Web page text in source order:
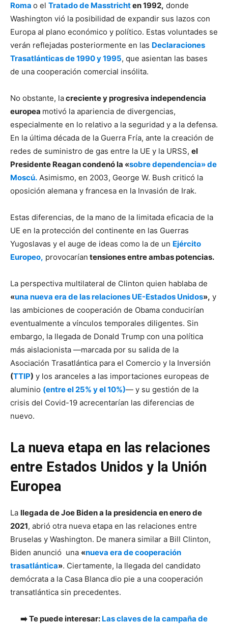
Roma o el Tratado de Masstrichten 1992, donde
Washington vió la posibilidad de expandir sus lazos con
Europa al plano económico y político. Estas voluntades se
verán reflejadas posteriormente en las Declaraciones
Trasatlánticas de 1990 y 1995, que asientan las bases
de una cooperación comercial insólita.
No obstante, lacreciente y progresiva independencia
europea motivó la apariencia de divergencias,
especialmente en lo relativo a la seguridad y a la defensa.
En la última década de la Guerra Fría, ante la creación de
redes de suministro de gas entre la UE y la URSS, el
Presidente Reagan condenó la «sobre dependencia» de
Moscú. Asimismo, en 2003, George W. Bush criticó la
oposición alemana y francesa en la Invasión de Irak.
Estas diferencias, de la mano de la limitada eficacia de la
UE en la protección del continente en las Guerras
Yugoslavas y el auge de ideas como la de un Ejército
Europeo, provocarían tensiones entre ambas potencias.
La perspectiva multilateral de Clinton quien hablaba de
«una nueva era de las relaciones UE-Estados Unidos», y
las ambiciones de cooperación de Obama conducirían
eventualmente a vínculos temporales diligentes. Sin
embargo, la llegada de Donald Trump con una política
más aislacionista —marcada por su salida de la
Asociación Trasatlántica para el Comercio y la Inversión
(TTIP) y los aranceles a las importaciones europeas de
aluminio (entre el 25% y el 10%)— y su gestión de la
crisis del Covid-19 acrecentarían las diferencias de
nuevo.
La nueva etapa en las relaciones
entre Estados Unidos y la Unión
Europea
La llegada de Joe Biden a la presidencia en enero de
2021, abrió otra nueva etapa en las relaciones entre
Bruselas y Washington. De manera similar a Bill Clinton,
Biden anunció una «nueva era de cooperación
trasatlántica». Ciertamente, la llegada del candidato
demócrata a la Casa Blanca dio pie a una cooperación
transatlántica sin precedentes.
➡️ Te puede interesar: Las claves de la campaña de